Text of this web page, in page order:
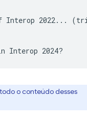
Interop 2022...
o conteúdo desses